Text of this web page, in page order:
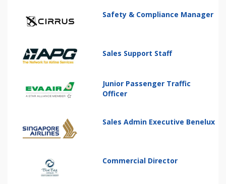
Safety & Compliance Manager
Sales Support Staff
Junior Passenger Traffic
Officer
Sales Admin Executive Benelux
Commercial Director